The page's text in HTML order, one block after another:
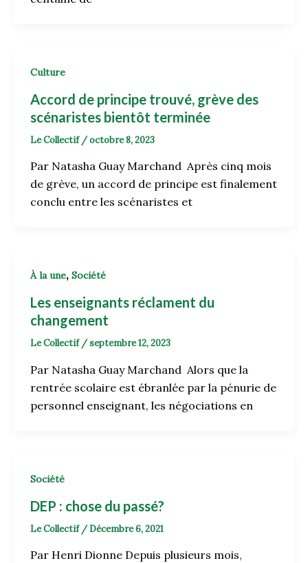
Culture
Accord de principe trouvé, grève des
scénaristes bientôt terminée
Le Collectif /octobre 8, 2023
Par Natasha Guay Marchand Après cinq mois
de grève, un accord de principe est finalement
conclu entre les scénaristes et
À la une, Société
Les enseignants réclament du
changement
Le Collectif /septembre 12, 2023
Par Natasha Guay Marchand Alors que la
rentrée scolaire est ébranlée par la pénurie de
personnel enseignant, les négociations en
Société
DEP : chose du passé?
Le Collectif /Décembre 6, 2021
Par Henri Dionne Depuis plusieurs mois,